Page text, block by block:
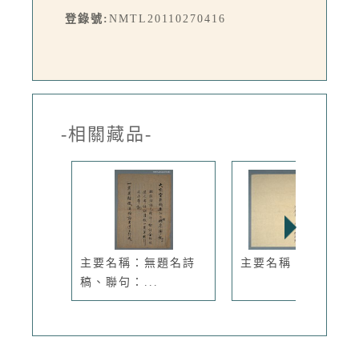
登錄號: NMTL20110270416
-相關藏品-
主要名稱：無題名詩
稿、聯句：...
主要名稱：告別哀章